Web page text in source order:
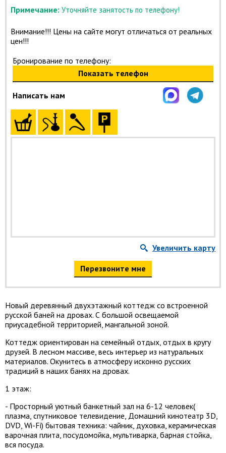
Примечание: Уточняйте занятость по телефону!
Внимание!!! Цены на сайте могут отличаться от реальных
цен!!!
Бронирование по телефону:
Показать телефон
Написать нам
Увеличить карту
Перезвоните мне
Новый деревянный двухэтажный коттедж со встроенной
русской баней на дровах. С большой освещаемой
приусадебной территорией, мангальной зоной.
Коттедж ориентирован на семейный отдых, отдых в кругу
друзей. В лесном массиве, весь интерьер из натуральных
материалов. Окунитесь в атмосферу исконно русских
традиций в наших банях на дровах.
1 этаж:
- Просторный уютный банкетный зал на 6-12 человек(
плазма, спутниковое телевидение, Домашний кинотеатр 3D,
DVD, Wi-Fi) бытовая техника: чайник, духовка, керамическая
варочная плита, посудомойка, мультиварка, барная стойка,
вся посуда.